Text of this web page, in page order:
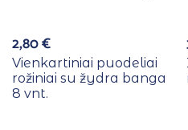
2,80€
Vienkartiniai puodeliai
rožiniai su žydra banga
8 vnt.